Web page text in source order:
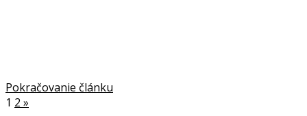
Pokračovanie článku
1 2 »